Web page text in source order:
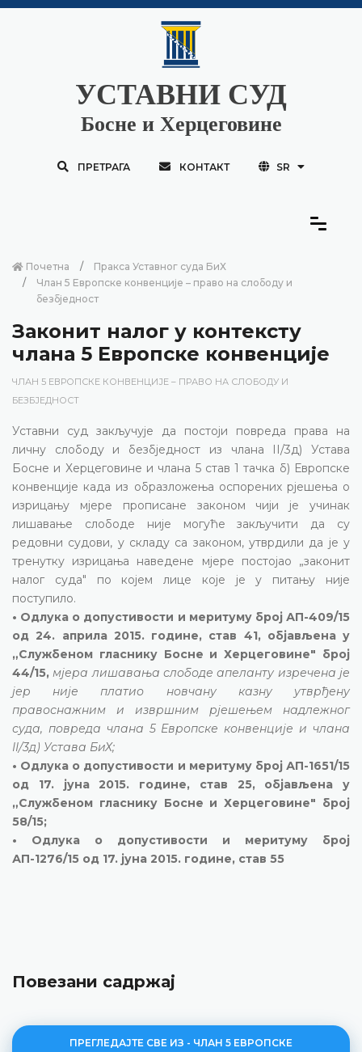
УСТАВНИ СУД
Босне и Херцеговине
ПРЕТРАГА КОНТАКТ SR
Почетна
Пракса Уставног суда БиХ
Члан 5 Европске конвенције – право на слободу и
безбједност
Законит налог у контексту
члана 5 Европске конвенције
ЧЛАН 5 ЕВРОПСКЕ КОНВЕНЦИЈЕ – ПРАВО НА СЛОБОДУ И
БЕЗБЈЕДНОСТ
Уставни суд закључује да постоји повреда права на
личну слободу и безбједност из члана II/3д) Устава
Босне и Херцеговине и члана 5 став 1 тачка б) Европске
конвенције када из образложења оспорених рјешења о
изрицању мјере прописане законом чији је учинак
лишавање слободе није могуће закључити да су
редовни судови, у складу са законом, утврдили да је у
тренутку изрицања наведене мјере постојао „законит
налог суда" по којем лице које је у питању није
поступило.
• Одлука о допустивости и меритуму број АП-409/15
од 24. априла 2015. године, став 41, објављена у
„Службеном гласнику Босне и Херцеговине" број
44/15,мјера лишавања слободе апеланту изречена је
јер није платио новчану казну утврђену
правоснажним и извршним рјешењем надлежног
суда, повреда члана 5 Европске конвенције и члана
II/3д) Устава БиХ;
• Одлука о допустивости и меритуму број АП-1651/15
од 17. јуна 2015. године, став 25, објављена у
„Службеном гласнику Босне и Херцеговине" број
58/15;
• Одлука о допустивости и меритуму број
АП-1276/15 од 17. јуна 2015. године, став 55
Повезани садржај
ПРЕГЛЕДАЈТЕ СВЕ ИЗ - ЧЛАН 5 ЕВРОПСКЕ